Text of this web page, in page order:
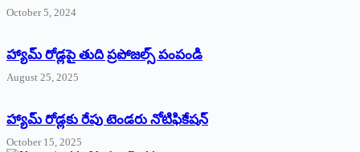
October 5, 2024
హ్యామ్‌ రోడ్లపై తుది ప్రపోజల్స్‌ పంపండి
August 25, 2025
హ్యామ్‌ రోడ్లకు రేపు టెండరు నోటిఫికేషన్‌
October 15, 2025